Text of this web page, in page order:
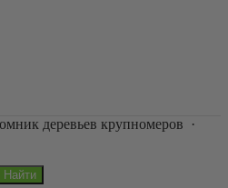
деревьев крупномеров ·